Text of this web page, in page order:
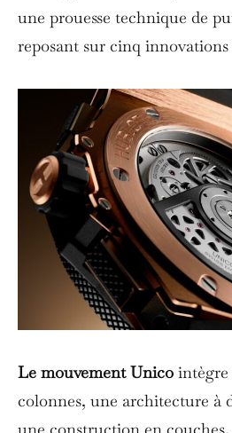
une prouesse technique de
reposant sur cinq innovations
Le mouvement Unico intègre
colonnes, une architecture à
une construction en